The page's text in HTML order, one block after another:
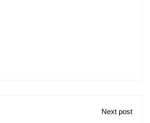
Next post